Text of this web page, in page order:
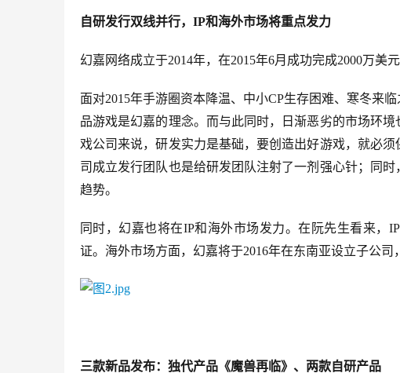
自研发行双线并行，IP和海外市场将重点发力
幻嘉网络成立于2014年，在2015年6月成功完成2000万美
面对2015年手游圈资本降温、中小CP生存困难、寒冬来
品游戏是幻嘉的理念。而与此同时，日渐恶劣的市场环
戏公司来说，研发实力是基础，要创造出好游戏，就必
司成立发行团队也是给研发团队注射了一剂强心针；同
趋势。
同时，幻嘉也将在IP和海外市场发力。在阮先生看来，
证。海外市场方面，幻嘉将于2016年在东南亚设立子公
三款新品发布：独代产品《魔兽再临》、两款自研产品